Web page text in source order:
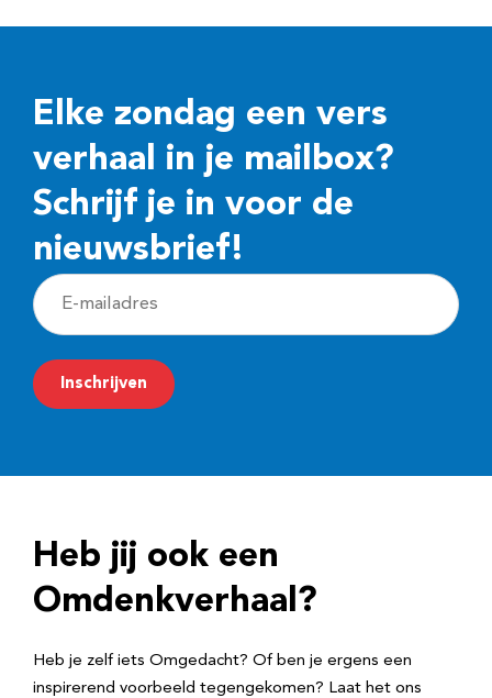
Elke zondag een vers
verhaal in je mailbox?
Schrijf je in voor de
nieuwsbrief!
E
-
m
a
r
e
Inschrijven
Heb jij ook een
Omdenkverhaal?
Heb je zelf iets Omgedacht? Of ben je ergens een
inspirerend voorbeeld tegengekomen? Laat het ons